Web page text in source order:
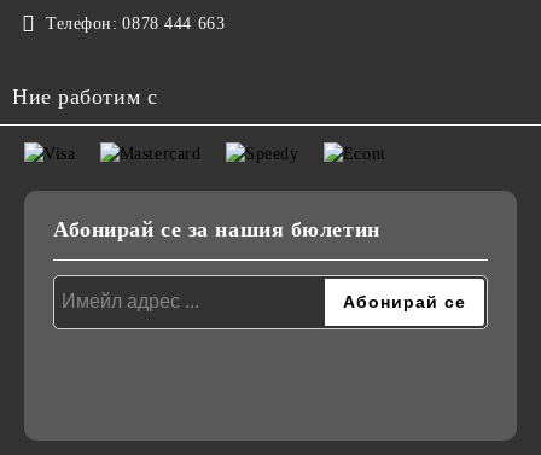
Телефон: 0878 444 663
Ние работим с
Абонирай се за нашия бюлетин